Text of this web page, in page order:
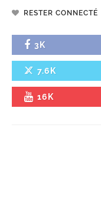
RESTER CONNECTÉ
3K
7.6K
16K